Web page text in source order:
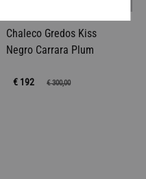
Chaleco Gredos Kiss
Negro Carrara Plum
€ 192 €300,00